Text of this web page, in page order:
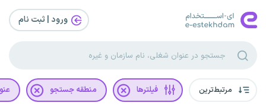
ورود | ثبت‌ نام
مرتبط‌ترین فیلترها منطقه جستجو